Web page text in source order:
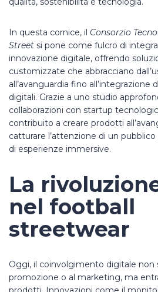
In questa cornice, il Consorzio
Street si pone come fulcro di
innovazione digitale, offrendo
customizzate che abbracciano
all’avanguardia fino all’integrazione
digitali. Grazie a uno studio
collaborazioni con startup
contribuito a creare prodotti
catturare l’attenzione di un
di esperienze immersive.
La
nel football
streetwear
Oggi, il coinvolgimento digitale non
promozione o al marketing, ma